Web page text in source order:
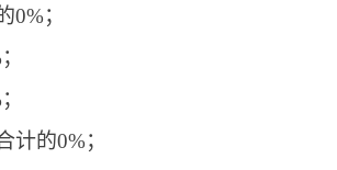
；
的0%；